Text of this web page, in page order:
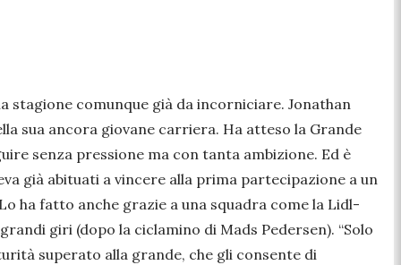
stagione comunque già da incorniciare. Jonathan
sua ancora giovane carriera. Ha atteso la Grande
senza pressione ma con tanta ambizione. Ed è
già abituati a vincere alla prima partecipazione a un
ha fatto anche grazie a una squadra come la Lidl-
giri (dopo la ciclamino di Mads Pedersen). “Solo
superato alla grande, che gli consente di